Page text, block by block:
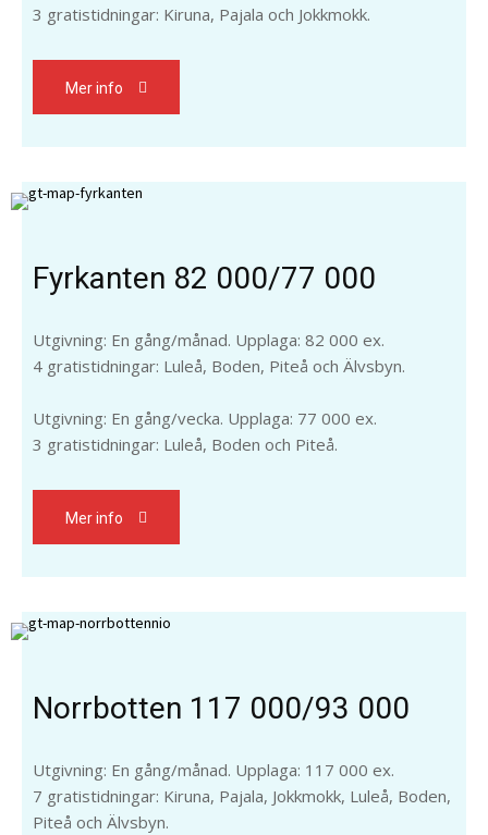
3 gratistidningar: Kiruna, Pajala och Jokkmokk.
Mer info
Fyrkanten 82 000/77 000
Utgivning: En gång/månad. Upplaga: 82 000 ex.
4 gratistidningar: Luleå, Boden, Piteå och Älvsbyn.
Utgivning: En gång/vecka. Upplaga: 77 000 ex.
3 gratistidningar: Luleå, Boden och Piteå.
Mer info
Norrbotten 117 000/93 000
Utgivning: En gång/månad. Upplaga: 117 000 ex.
7 gratistidningar: Kiruna, Pajala, Jokkmokk, Luleå, Boden,
Piteå och Älvsbyn.